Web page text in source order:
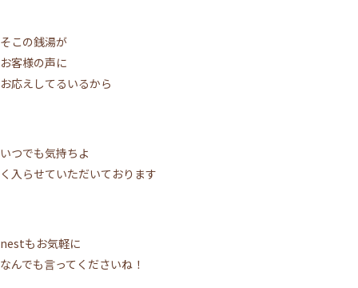
そこの銭湯が
お客様の声に
お応えしてるいるから
いつでも気持ちよ
く入らせていただいております
nestもお気軽に
なんでも言ってくださいね！